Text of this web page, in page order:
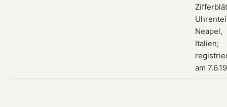
Neapel,
Italien;
am